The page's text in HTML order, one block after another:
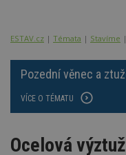
ESTAV.cz Témata Stavíme
Pozední věnec a
VÍCE O TÉMATU
Ocelová